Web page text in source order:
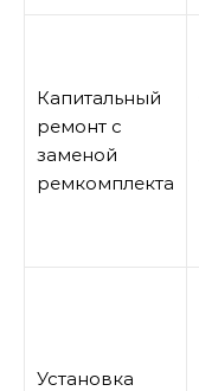
Капитальный
ремонт с
заменой
ремкомплекта
Установка